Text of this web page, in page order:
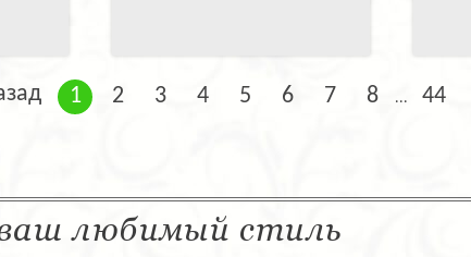
1 2 3 4 5 6 7 8 ... 44
любимый стиль